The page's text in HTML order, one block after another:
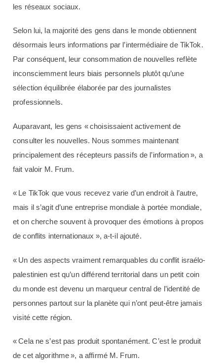
les réseaux sociaux.
Selon lui, la majorité des gens dans le monde obtiennent
désormais leurs informations par l’intermédiaire de TikTok.
Par conséquent, leur consommation de nouvelles reflète
inconsciemment leurs biais personnels plutôt qu’une
sélection équilibrée élaborée par des journalistes
professionnels.
Auparavant, les gens « choisissaient activement de
consulter les nouvelles. Nous sommes maintenant
principalement des récepteurs passifs de l’information », a
fait valoir M. Frum.
« Le TikTok que vous recevez varie d’un endroit à l’autre,
mais il s’agit d’une entreprise mondiale à portée mondiale,
et on cherche souvent à provoquer des émotions à propos
de conflits internationaux », a-t-il ajouté.
« Un des aspects vraiment remarquables du conflit israélo-
palestinien est qu’un différend territorial dans un petit coin
du monde est devenu un marqueur central de l’identité de
personnes partout sur la planète qui n’ont peut-être jamais
visité cette région.
« Cela ne s’est pas produit spontanément. C’est le produit
de cet algorithme », a affirmé M. Frum.